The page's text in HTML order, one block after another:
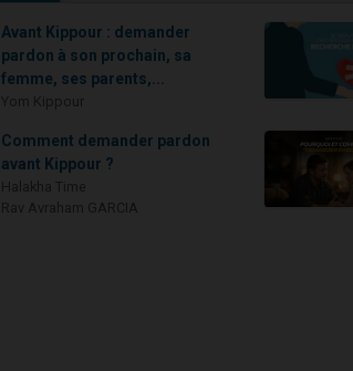
Avant Kippour : demander
pardon à son prochain, sa
femme, ses parents,...
Comment demander pardon
avant Kippour ?